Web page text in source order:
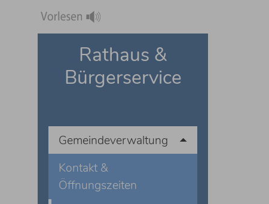
Rathaus &
Bürgerservice
Gemeindeverwaltung
Kontakt &
Öffnungszeiten